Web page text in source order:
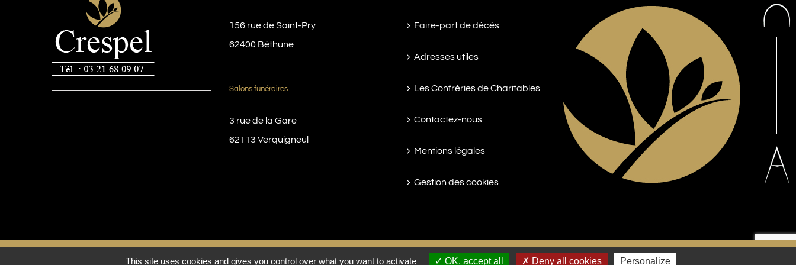
156 rue de Saint-Pry
62400 Béthune
Salons funéraires
3 rue de la Gare
62113 Verquigneul
Faire-part de décès
Adresses utiles
Les Confréries de Charitables
Contactez-nous
Mentions légales
Gestion des cookies
2026 | Pompes funèbres Crespel
This site uses cookies and gives you control over what you want to activate OK, accept all Deny all cookies Personalize